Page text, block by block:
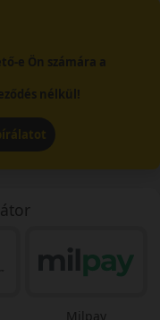
e Ön számára a
nélkül!
Milpay